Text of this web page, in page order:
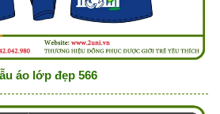
áo lớp đẹp 566